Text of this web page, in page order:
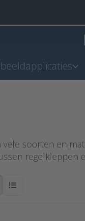
soorten en
regelkleppen